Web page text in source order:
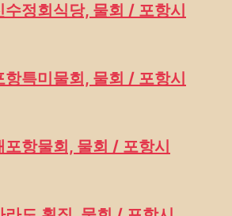
정회식당, 물회 / 포항시
특미물회, 물회 / 포항시
항물회, 물회 / 포항시